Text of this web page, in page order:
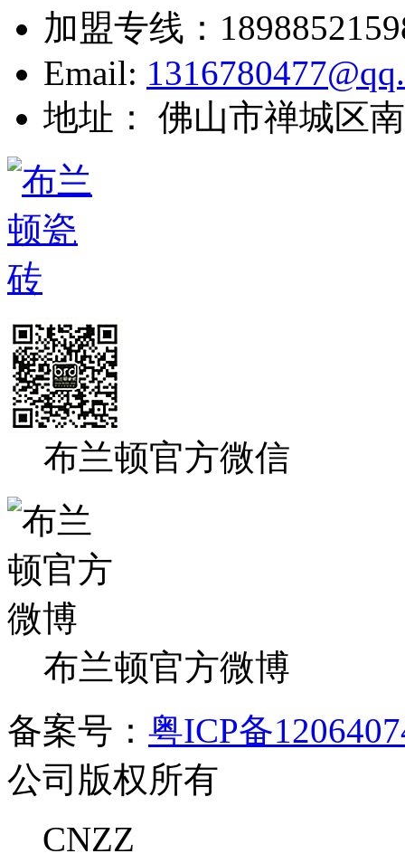
加盟专线：
Email:
地址： 佛山市禅城区
布兰顿官方微信
布兰顿官方微博
备案号： 粤ICP备
公司版权所有
CNZZ